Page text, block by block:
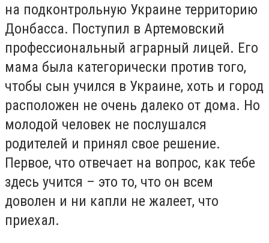
на подконтрольную Украине территорию
Донбасса. Поступил в Артемовский
профессиональный аграрный лицей. Его
мама была категорически против того,
чтобы сын учился в Украине, хоть и город
расположен не очень далеко от дома. Но
молодой человек не послушался
родителей и принял свое решение.
Первое, что отвечает на вопрос, как тебе
здесь учится – это то, что он всем
доволен и ни капли не жалеет, что
приехал.